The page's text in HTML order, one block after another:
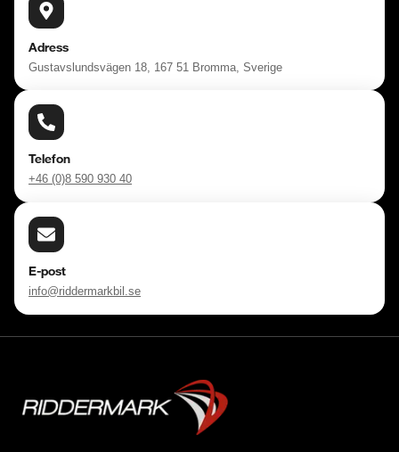
Adress
Gustavslundsvägen 18, 167 51 Bromma, Sverige
Telefon
+46 (0)8 590 930 40
E-post
info@riddermarkbil.se